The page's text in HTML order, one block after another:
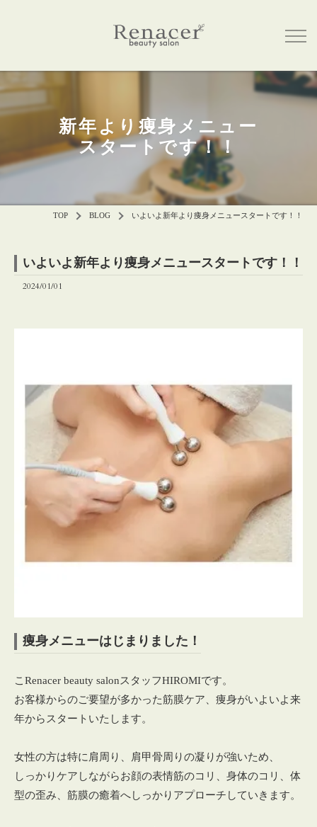
新年より痩身メニュー
スタートです！！
TOP BLOG いよいよ新年より痩身メニュースタートです！！
いよいよ新年より痩身メニュースタートです！！
2024/01/01
痩身メニューはじまりました！
こRenacer beauty salonスタッフHIROMIです。
お客様からのご要望が多かった筋膜ケア、痩身がいよいよ来
年からスタートいたします。
女性の方は特に肩周り、肩甲骨周りの凝りが強いため、
しっかりケアしながらお顔の表情筋のコリ、身体のコリ、体
型の歪み、筋膜の癒着へしっかりアプローチしていきます。